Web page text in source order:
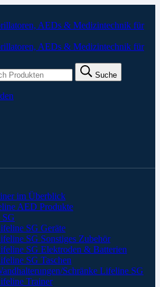
Suche
im Überblick
AED Produkte
SG Geräte
SG Sonstiges Zubehör
SG Elektroden & Batterien
SG Taschen
Schränke Lifeline SG
Trainer